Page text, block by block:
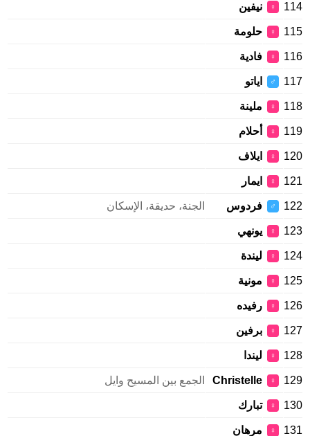
114
♀ نيفين
115
♀ حلومة
116
♀ فادية
117
♂ اياتو
118
♀ ملينة
119
♀ أحلام
120
♀ ايلاف
121
♀ ايمار
122
♂ فردوس الجنة، حديقة، الإسكان
123
♀ يونهي
124
♀ ليندة
125
♀ مونية
126
♀ رفيده
127
♀ برفين
128
♀ ليندا
129
♀
Christelle الجمع بين المسيح وايل
130
♀ تبارك
131
♀ مرهان